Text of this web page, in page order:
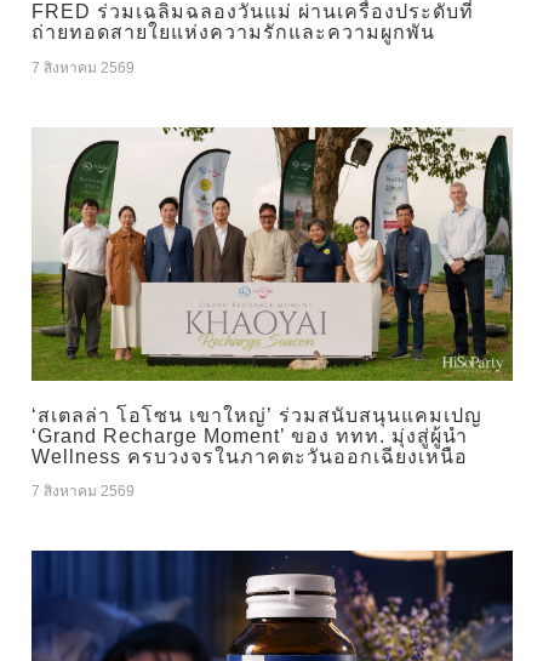
FRED ร่วมเฉลิมฉลองวันแม่ ผ่านเครื่องประดับที่
ถ่ายทอดสายใยแห่งความรักและความผูกพัน
7 สิงหาคม 2569
‘สเตลล่า โอโซน เขาใหญ่’ ร่วมสนับสนุนแคมเปญ
‘Grand Recharge Moment’ ของ ททท. มุ่งสู่ผู้นำ
Wellness ครบวงจรในภาคตะวันออกเฉียงเหนือ
7 สิงหาคม 2569